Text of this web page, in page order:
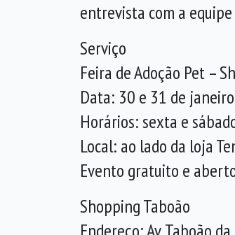
entrevista com a
Serviço
Feira de Adoção Pet –
Data: 30 e 31 de
Horários: sexta e
Local: ao lado da loja
Evento gratuito e
Shopping Taboão